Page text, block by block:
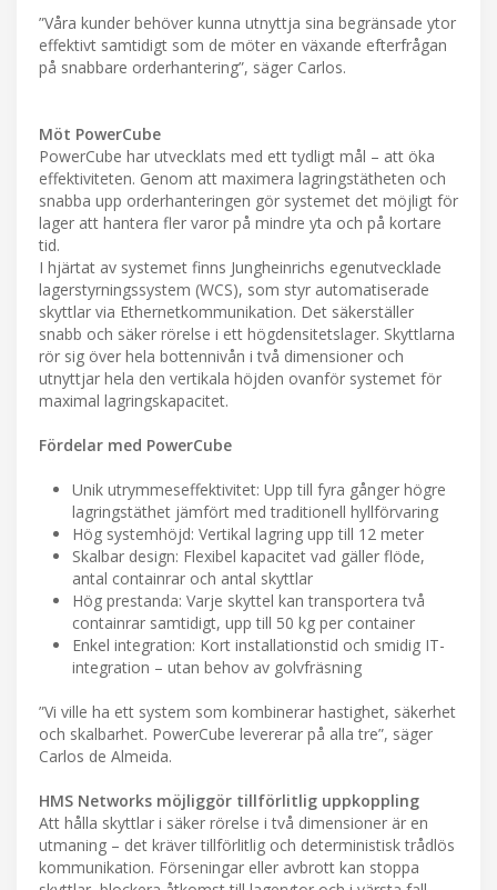
”Våra kunder behöver kunna utnyttja sina begränsade ytor
effektivt samtidigt som de möter en växande efterfrågan
på snabbare orderhantering”, säger Carlos.
Möt PowerCube
PowerCube har utvecklats med ett tydligt mål – att öka
effektiviteten. Genom att maximera lagringstätheten och
snabba upp orderhanteringen gör systemet det möjligt för
lager att hantera fler varor på mindre yta och på kortare
tid.
I hjärtat av systemet finns Jungheinrichs egenutvecklade
lagerstyrningssystem (WCS), som styr automatiserade
skyttlar via Ethernetkommunikation. Det säkerställer
snabb och säker rörelse i ett högdensitetslager. Skyttlarna
rör sig över hela bottennivån i två dimensioner och
utnyttjar hela den vertikala höjden ovanför systemet för
maximal lagringskapacitet.
Fördelar med PowerCube
Unik utrymmeseffektivitet: Upp till fyra gånger högre
lagringstäthet jämfört med traditionell hyllförvaring
Hög systemhöjd: Vertikal lagring upp till 12 meter
Skalbar design: Flexibel kapacitet vad gäller flöde,
antal containrar och antal skyttlar
Hög prestanda: Varje skyttel kan transportera två
containrar samtidigt, upp till 50 kg per container
Enkel integration: Kort installationstid och smidig IT-
integration – utan behov av golvfräsning
”Vi ville ha ett system som kombinerar hastighet, säkerhet
och skalbarhet. PowerCube levererar på alla tre”, säger
Carlos de Almeida.
HMS Networks möjliggör tillförlitlig uppkoppling
Att hålla skyttlar i säker rörelse i två dimensioner är en
utmaning – det kräver tillförlitlig och deterministisk trådlös
kommunikation. Förseningar eller avbrott kan stoppa